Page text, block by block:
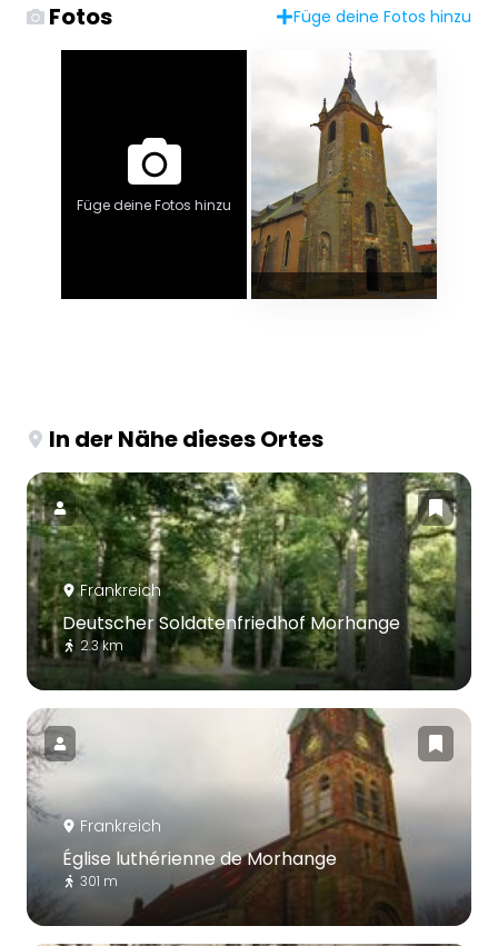
Fotos Füge deine Fotos hinzu
Füge deine Fotos hinzu
In der Nähe dieses Ortes
Frankreich
Deutscher Soldatenfriedhof Morhange
2.3 km
Frankreich
Église luthérienne de Morhange
301 m